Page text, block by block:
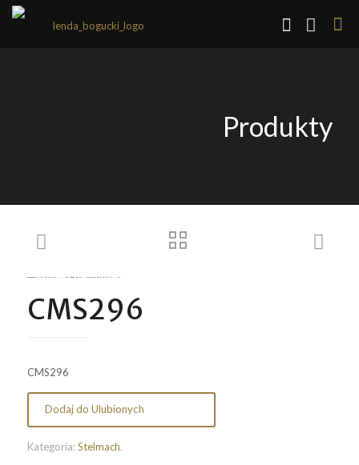
Produkty
CMS296
CMS296
Dodaj do Ulubionych
Kategoria:Stelmach.